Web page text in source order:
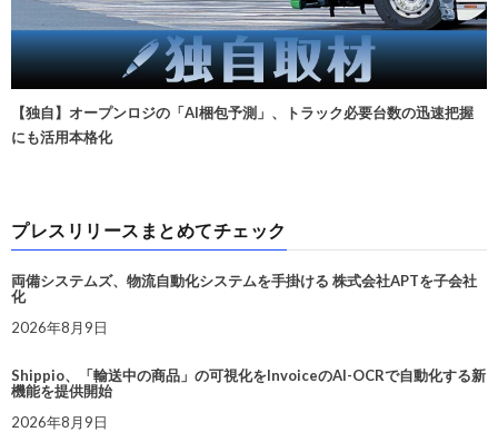
【独自】オープンロジの「AI梱包予測」、トラック必要台数の迅速把握
にも活用本格化
プレスリリースまとめてチェック
両備システムズ、物流自動化システムを手掛ける 株式会社APTを子会社
化
2026年8月9日
Shippio、「輸送中の商品」の可視化をInvoiceのAI-OCRで自動化する新
機能を提供開始
2026年8月9日